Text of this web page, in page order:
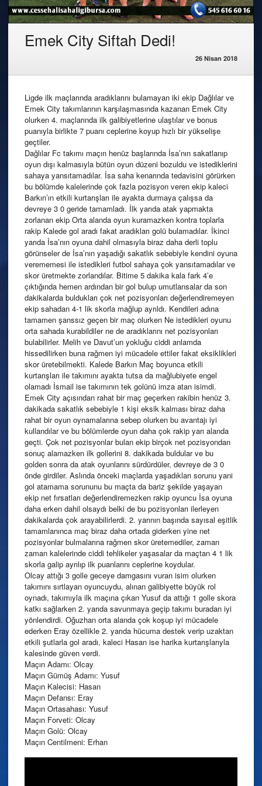
Emek City Siftah Dedi!
26 Nisan 2018
Ligde ilk maçlarında aradıklarını bulamayan iki ekip Dağlılar ve
Emek City takımlarının karşılaşmasında kazanan Emek City
olurken 4. maçlarında ilk galibiyetlerine ulaştılar ve bonus
puanıyla birlikte 7 puanı ceplerine koyup hızlı bir yükselişe
geçtiler.
Dağlılar Fc takımı maçın henüz başlarında İsa’nın sakatlanıp
oyun dışı kalmasıyla bütün oyun düzeni bozuldu ve istediklerini
sahaya yansıtamadılar. İsa saha kenarında tedavisini görürken
bu bölümde kalelerinde çok fazla pozisyon veren ekip kaleci
Barkın’ın etkili kurtarışları ile ayakta durmaya çalışsa da
devreye 3 0 geride tamamladı. İlk yarıda atak yapmakta
zorlanan ekip Orta alanda oyun kuramazken kontra toplarla
rakip Kalede gol aradı fakat aradıkları golü bulamadılar. İkinci
yarıda İsa’nın oyuna dahil olmasıyla biraz daha derli toplu
görünseler de İsa’nın yaşadığı sakatlık sebebiyle kendini oyuna
verememesi ile istedikleri futbol sahaya çok yansıtamadılar ve
skor üretmekte zorlandılar. Bitime 5 dakika kala fark 4’e
çıktığında hemen ardından bir gol bulup umutlansalar da son
dakikalarda buldukları çok net pozisyonları değerlendiremeyen
ekip sahadan 4-1 lik skorla mağlup ayrıldı. Kendileri adına
tamamen şanssız geçen bir maç olurken Ne istedikleri oyunu
orta sahada kurabildiler ne de aradıklarını net pozisyonları
bulabilirler. Melih ve Davut’un yokluğu ciddi anlamda
hissedilirken buna rağmen iyi mücadele ettiler fakat eksiklikleri
skor üretebilmekti. Kalede Barkın Maç boyunca etkili
kurtarışları ile takımını ayakta tutsa da mağlubiyete engel
olamadı İsmail ise takımının tek golünü imza atan isimdi.
Emek City açısından rahat bir maç geçerken rakibin henüz 3.
dakikada sakatlık sebebiyle 1 kişi eksik kalması biraz daha
rahat bir oyun oynamalarına sebep olurken bu avantajı iyi
kullandılar ve bu bölümlerde oyun daha çok rakip yarı alanda
geçti. Çok net pozisyonlar bulan ekip birçok net pozisyondan
sonuç alamazken ilk gollerini 8. dakikada buldular ve bu
golden sonra da atak oyunlarını sürdürdüler, devreye de 3 0
önde girdiler. Aslında önceki maçlarda yaşadıkları sorunu yani
gol atamama sorununu bu maçta da bariz şekilde yaşayan
ekip net fırsatları değerlendiremezken rakip oyuncu İsa oyuna
daha erken dahil olsaydı belki de bu pozisyonları ilerleyen
dakikalarda çok arayabilirlerdi. 2. yarının başında sayısal eşitlik
tamamlanınca maç biraz daha ortada giderken yine net
pozisyonlar bulmalarına rağmen skor üretemediler, zaman
zaman kalelerinde ciddi tehlikeler yaşasalar da maçtan 4 1 lik
skorla galip ayrılıp ilk puanlarını ceplerine koydular.
Olcay attığı 3 golle geceye damgasını vuran isim olurken
takımını sırtlayan oyuncuydu, alınan galibiyette büyük rol
oynadı, takımıyla ilk maçına çıkan Yusuf da attığı 1 golle skora
katkı sağlarken 2. yarıda savunmaya geçip takımı buradan iyi
yönlendirdi. Oğuzhan orta alanda çok koşup iyi mücadele
ederken Eray özellikle 2. yarıda hücuma destek verip uzaktan
etkili şutlarla gol aradı, kaleci Hasan ise harika kurtarışlarıyla
kalesinde güven verdi.
Maçın Adamı: Olcay
Maçın Gümüş Adamı: Yusuf
Maçın Kalecisi: Hasan
Maçın Defansı: Eray
Maçın Ortasahası: Yusuf
Maçın Forveti: Olcay
Maçın Golü: Olcay
Maçın Centilmeni: Erhan